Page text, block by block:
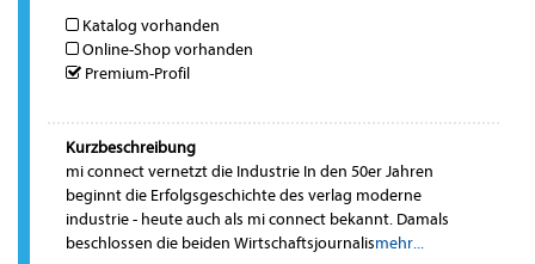
Katalog vorhanden
Online-Shop vorhanden
Premium-Profil
Kurzbeschreibung
mi connect vernetzt die Industrie In den 50er Jahren
beginnt die Erfolgsgeschichte des verlag moderne
industrie - heute auch als mi connect bekannt. Damals
beschlossen die beiden Wirtschaftsjournalismehr...